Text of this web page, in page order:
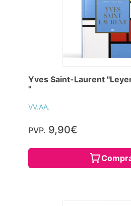
Yves Saint-Laurent
"
VV.AA.
PVP. 9,90€